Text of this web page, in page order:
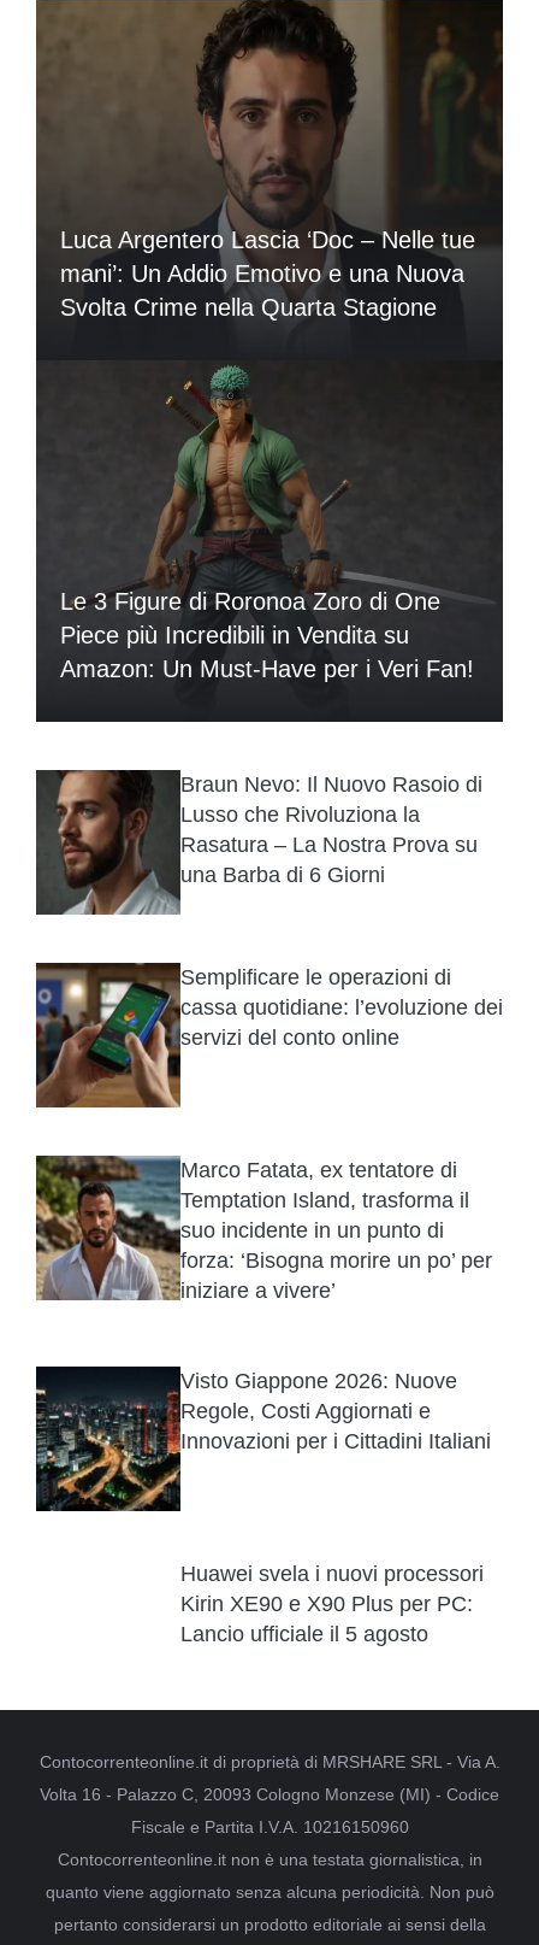
Luca Argentero Lascia ‘Doc – Nelle tue
mani’: Un Addio Emotivo e una Nuova
Svolta Crime nella Quarta Stagione
Le 3 Figure di Roronoa Zoro di One
Piece più Incredibili in Vendita su
Amazon: Un Must-Have per i Veri Fan!
Braun Nevo: Il Nuovo Rasoio di
Lusso che Rivoluziona la
Rasatura – La Nostra Prova su
una Barba di 6 Giorni
Semplificare le operazioni di
cassa quotidiane: l’evoluzione dei
servizi del conto online
Marco Fatata, ex tentatore di
Temptation Island, trasforma il
suo incidente in un punto di
forza: ‘Bisogna morire un po’ per
iniziare a vivere’
Visto Giappone 2026: Nuove
Regole, Costi Aggiornati e
Innovazioni per i Cittadini Italiani
Huawei svela i nuovi processori
Kirin XE90 e X90 Plus per PC:
Lancio ufficiale il 5 agosto
Contocorrenteonline.it di proprietà di MRSHARE SRL - Via A.
Volta 16 - Palazzo C, 20093 Cologno Monzese (MI) - Codice
Fiscale e Partita I.V.A. 10216150960
Contocorrenteonline.it non è una testata giornalistica, in
quanto viene aggiornato senza alcuna periodicità. Non può
pertanto considerarsi un prodotto editoriale ai sensi della